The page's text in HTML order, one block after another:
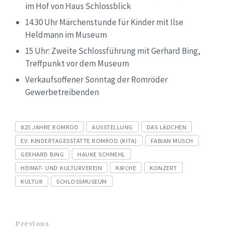
im Hof von Haus Schlossblick
14.30 Uhr Märchenstunde für Kinder mit Ilse
Heldmann im Museum
15 Uhr: Zweite Schlossführung mit Gerhard Bing,
Treffpunkt vor dem Museum
Verkaufsoffener Sonntag der Romröder
Gewerbetreibenden
Tags
825 JAHRE ROMROD AUSSTELLUNG
DAS LÄDCHEN
EV. KINDERTAGESSTÄTTE ROMROD (KITA)
FABIAN MUSCH
GERHARD BING
HAUKE SCHMEHL
HEIMAT- UND KULTURVEREIN
KIRCHE
KONZERT
KULTUR
SCHLOSSMUSEUM
Previous